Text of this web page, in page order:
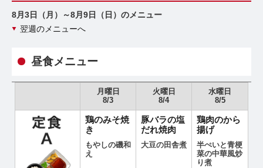
8月3日（月）～8月9日（日）のメニュー
翌週のメニューへ
昼食メニュー
月曜日
8/3
火曜日
8/4
水曜日
8/5
鶏のみそ焼
き
もやしの磯和
え
豚バラの塩
だれ焼肉
大豆の田舎煮
鶏肉のから
揚げ
半ぺいと青梗
菜の中華風炒
り煮